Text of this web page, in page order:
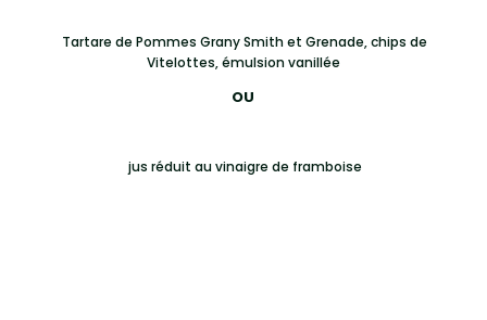
Tartare de Pommes Grany Smith et Grenade, chips de
Vitelottes, émulsion vanillée
OU
jus réduit au vinaigre de framboise